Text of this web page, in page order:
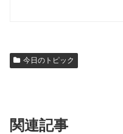
今日のトピック
関連記事